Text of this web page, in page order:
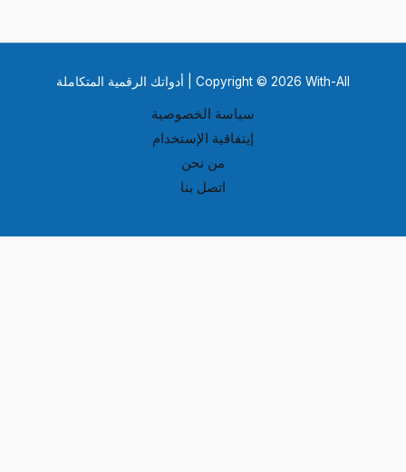
Copyright © 2026 With-All | أدواتك الرقمية المتكاملة
سياسة الخصوصية
إيتفاقية الإستخدام
من نحن
اتصل بنا